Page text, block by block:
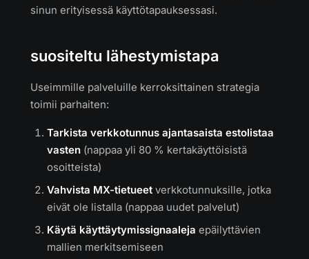
sinun erityisessä käyttötapauksessasi.
suositeltu lähestymistapa
Useimmille palveluille kerroksittainen strategia
toimii parhaiten:
Tarkista verkkotunnus ajantasaista estolistaa
vasten (nappaa yli 80 % kertakäyttöisistä
osoitteista)
Vahvista MX-tietueet verkkotunnuksille, jotka
eivät ole listalla (nappaa uudet palvelut)
Käytä käyttäytymissignaaleja epäilyttävien
mallien merkitsemiseen